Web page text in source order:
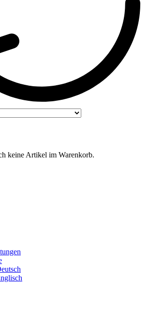
keine Artikel im Warenkorb.